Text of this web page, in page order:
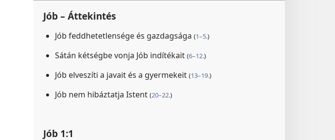
Jób – Áttekintés
Jób feddhetetlensége és gazdagsága (1–5.)
Sátán kétségbe vonja Jób indítékait (6–12.)
Jób elveszíti a javait és a gyermekeit (13–19.)
Jób nem hibáztatja Istent (20–22.)
Jób 1:1